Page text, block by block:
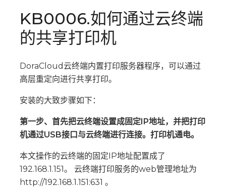
KB0006.如何通过云终端
的共享打印机
DoraCloud云终端内置打印服务器程序，可以通过
高层重定向进行共享打印。
安装的大致步骤如下：
第一步、首先把云终端设置成固定IP地址，并把打印
机通过USB接口与云终端进行连接。打印机通电。
本文操作的云终端的固定IP地址配置成了
192.168.1.151。 云终端打印服务的web管理地址为
http://192.168.1.151:631 。